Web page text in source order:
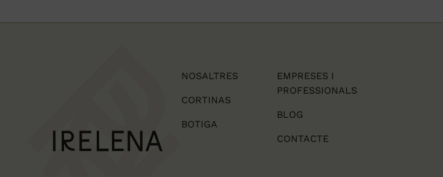
NOSALTRES
CORTINAS
BOTIGA
EMPRESES I
PROFESSIONALS
BLOG
CONTACTE